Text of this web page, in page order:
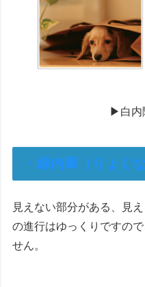
▶白内
・緑内障（りょく
見えない部分がある、見
の進行はゆっくりですの
せん。